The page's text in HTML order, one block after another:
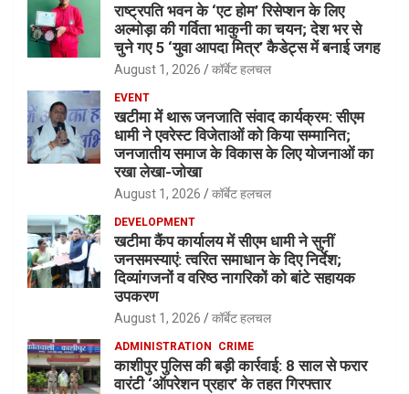
राष्ट्रपति भवन के ‘एट होम’ रिसेप्शन के लिए
अल्मोड़ा की गर्विता भाकुनी का चयन; देश भर से
चुने गए 5 ‘युवा आपदा मित्र’ कैडेट्स में बनाई जगह
August 1, 2026 कॉर्बेट हलचल
EVENT
खटीमा में थारू जनजाति संवाद कार्यक्रम: सीएम
धामी ने एवरेस्ट विजेताओं को किया सम्मानित;
जनजातीय समाज के विकास के लिए योजनाओं का
रखा लेखा-जोखा
August 1, 2026 कॉर्बेट हलचल
DEVELOPMENT
खटीमा कैंप कार्यालय में सीएम धामी ने सुनीं
जनसमस्याएं: त्वरित समाधान के दिए निर्देश;
दिव्यांगजनों व वरिष्ठ नागरिकों को बांटे सहायक
उपकरण
August 1, 2026 कॉर्बेट हलचल
ADMINISTRATION CRIME
काशीपुर पुलिस की बड़ी कार्रवाई: 8 साल से फरार
वारंटी ‘ऑपरेशन प्रहार’ के तहत गिरफ्तार